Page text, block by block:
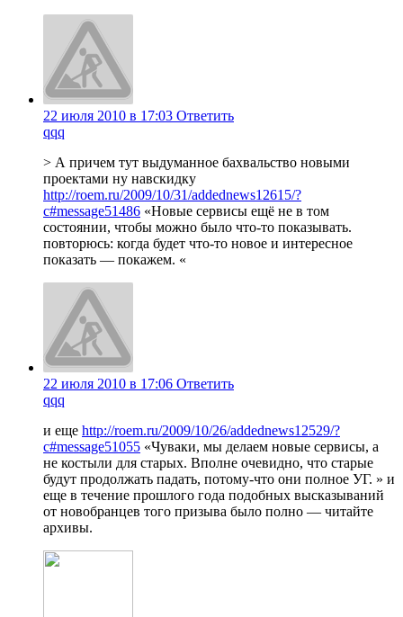
22 июля 2010 в 17:03 Ответить
qqq
> А причем тут выдуманное бахвальство новыми
проектами ну навскидку
http://roem.ru/2009/10/31/addednews12615/?
c#message51486 «Новые сервисы ещё не в том
состоянии, чтобы можно было что-то показывать.
повторюсь: когда будет что-то новое и интересное
показать — покажем. «
22 июля 2010 в 17:06 Ответить
qqq
и еще http://roem.ru/2009/10/26/addednews12529/?
c#message51055 «Чуваки, мы делаем новые сервисы, а
не костыли для старых. Вполне очевидно, что старые
будут продолжать падать, потому-что они полное УГ. » и
еще в течение прошлого года подобных высказываний
от новобранцев того призыва было полно — читайте
архивы.